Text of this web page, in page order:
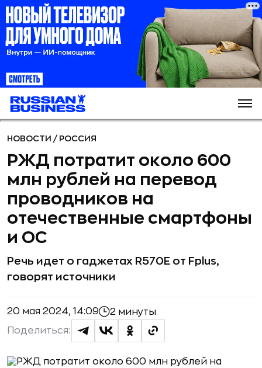
НОВОСТИ / РОССИЯ
РЖД потратит около 600
млн рублей на перевод
проводников на
отечественные смартфоны
и ОС
Речь идет о гаджетах R570Е от Fplus,
говорят источники
20 мая 2024, 14:09 2 минуты
Поделиться: